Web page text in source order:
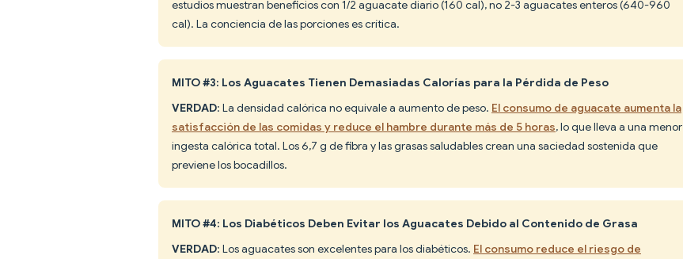
estudios muestran beneficios con 1/2 aguacate diario (160 cal), no 2-3 aguacates enteros (640-960
cal). La conciencia de las porciones es crítica.
MITO #3: Los Aguacates Tienen Demasiadas Calorías para la Pérdida de Peso
VERDAD: La densidad calórica no equivale a aumento de peso. El consumo de aguacate aumenta la
satisfacción de las comidas y reduce el hambre durante más de 5 horas, lo que lleva a una menor
ingesta calórica total. Los 6,7 g de fibra y las grasas saludables crean una saciedad sostenida que
previene los bocadillos.
MITO #4: Los Diabéticos Deben Evitar los Aguacates Debido al Contenido de Grasa
VERDAD: Los aguacates son excelentes para los diabéticos. El consumo reduce el riesgo de